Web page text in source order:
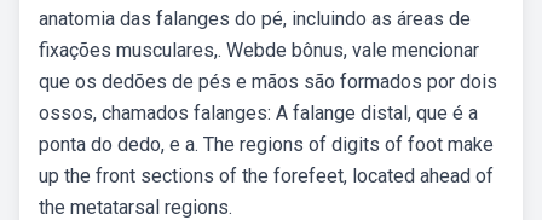
anatomia das falanges do pé, incluindo as áreas de
fixações musculares,. Webde bônus, vale mencionar
que os dedões de pés e mãos são formados por dois
ossos, chamados falanges: A falange distal, que é a
ponta do dedo, e a. The regions of digits of foot make
up the front sections of the forefeet, located ahead of
the metatarsal regions.